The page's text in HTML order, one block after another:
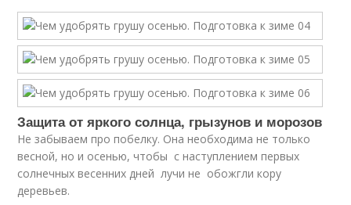
Защита от яркого солнца, грызунов и морозов
Не забываем про побелку. Она необходима не только
весной, но и осенью, чтобы с наступлением первых
солнечных весенних дней лучи не обожгли кору
деревьев.